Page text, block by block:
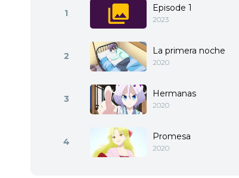
1 Episode 1
2023
2 La primera noche
2020
3 Hermanas
2020
4 Promesa
2020